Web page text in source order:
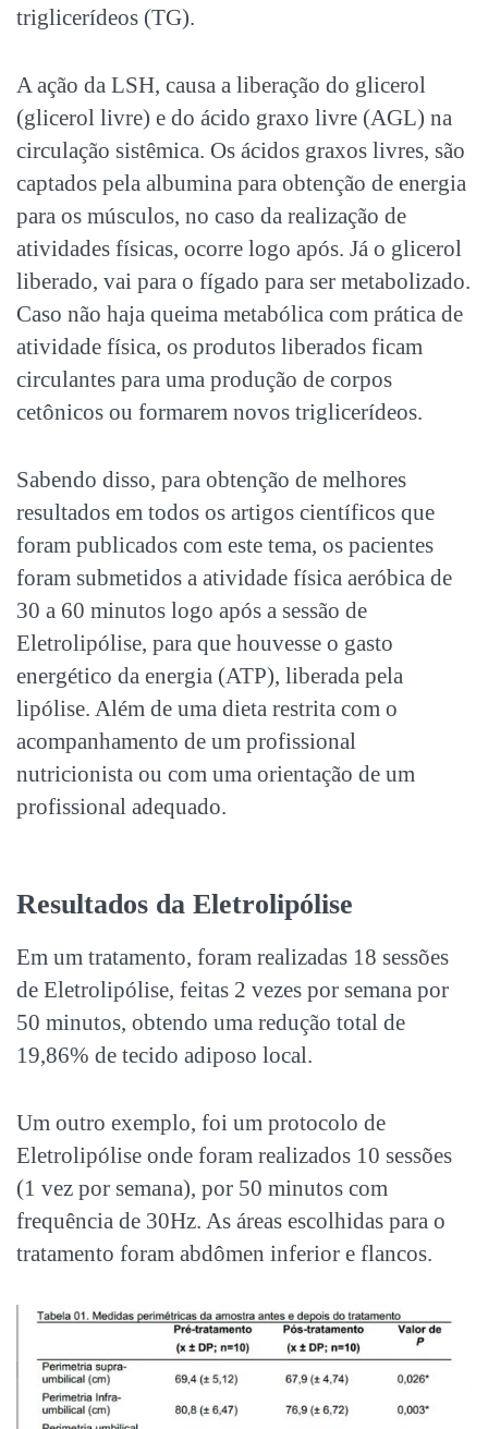
triglicerídeos (TG).
A ação da LSH, causa a liberação do glicerol
(glicerol livre) e do ácido graxo livre (AGL) na
circulação sistêmica. Os ácidos graxos livres, são
captados pela albumina para obtenção de energia
para os músculos, no caso da realização de
atividades físicas, ocorre logo após. Já o glicerol
liberado, vai para o fígado para ser metabolizado.
Caso não haja queima metabólica com prática de
atividade física, os produtos liberados ficam
circulantes para uma produção de corpos
cetônicos ou formarem novos triglicerídeos.
Sabendo disso, para obtenção de melhores
resultados em todos os artigos científicos que
foram publicados com este tema, os pacientes
foram submetidos a atividade física aeróbica de
30 a 60 minutos logo após a sessão de
Eletrolipólise, para que houvesse o gasto
energético da energia (ATP), liberada pela
lipólise. Além de uma dieta restrita com o
acompanhamento de um profissional
nutricionista ou com uma orientação de um
profissional adequado.
Resultados da Eletrolipólise
Em um tratamento, foram realizadas 18 sessões
de Eletrolipólise, feitas 2 vezes por semana por
50 minutos, obtendo uma redução total de
19,86% de tecido adiposo local.
Um outro exemplo, foi um protocolo de
Eletrolipólise onde foram realizados 10 sessões
(1 vez por semana), por 50 minutos com
frequência de 30Hz. As áreas escolhidas para o
tratamento foram abdômen inferior e flancos.